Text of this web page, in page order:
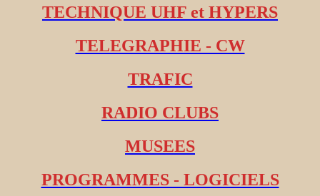
TECHNIQUE UHF et HYPERS
TELEGRAPHIE - CW
TRAFIC
RADIO CLUBS
MUSEES
PROGRAMMES - LOGICIELS